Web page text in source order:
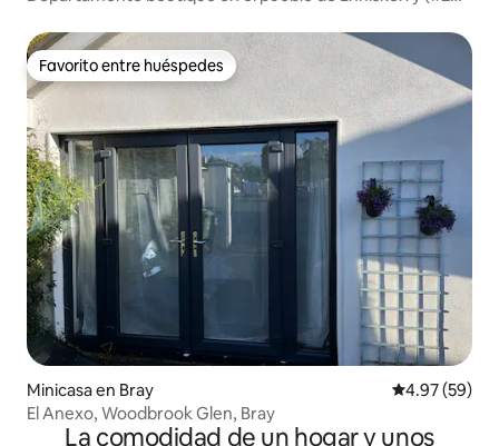
Favorito entre huéspedes
Favorito entre huéspedes
Minicasa en Bray Calificación
4.97 (59)
El Anexo, Woodbrook Glen, Bray
La comodidad de un hogar y unos